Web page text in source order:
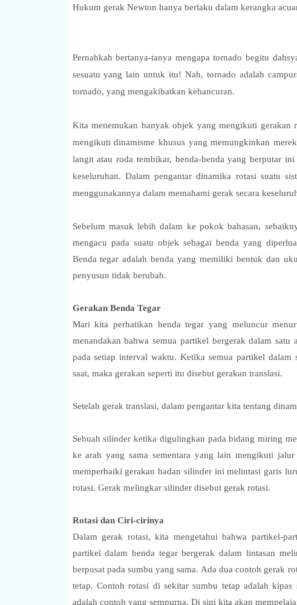
Hukum gerak Newton hanya berlaku dalam kerangka
Pernahkah bertanya-tanya mengapa tornado begitu
sesuatu yang lain untuk itu! Nah, tornado adalah
tornado, yang mengakibatkan kehancuran.
Kita menemukan banyak objek yang mengikuti gerakan
mengikuti dinamisme khusus yang memungkinkan
langit atau roda tembikar, benda-benda yang berputar
keseluruhan. Dalam pengantar dinamika rotasi suatu
menggunakannya dalam memahami gerak secara
Sebelum masuk lebih dalam ke pokok bahasan,
mengacu pada suatu objek sebagai benda yang
Benda tegar adalah benda yang memiliki bentuk dan
penyusun tidak berubah.
Gerakan Benda Tegar
Mari kita perhatikan benda tegar yang meluncur
menandakan bahwa semua partikel bergerak dalam
pada setiap interval waktu. Ketika semua partikel dalam
saat, maka gerakan seperti itu disebut gerakan translasi.
Setelah gerak translasi, dalam pengantar kita tentang
Sebuah silinder ketika digulingkan pada bidang miring
ke arah yang sama sementara yang lain mengikuti
memperbaiki gerakan badan silinder ini melintasi garis
rotasi. Gerak melingkar silinder disebut gerak rotasi.
Rotasi dan Ciri-cirinya
Dalam gerak rotasi, kita mengetahui bahwa partikel-
partikel dalam benda tegar bergerak dalam lintasan
berpusat pada sumbu yang sama. Ada dua contoh gerak
tetap. Contoh rotasi di sekitar sumbu tetap adalah
adalah contoh yang sempurna. Di sini kita akan